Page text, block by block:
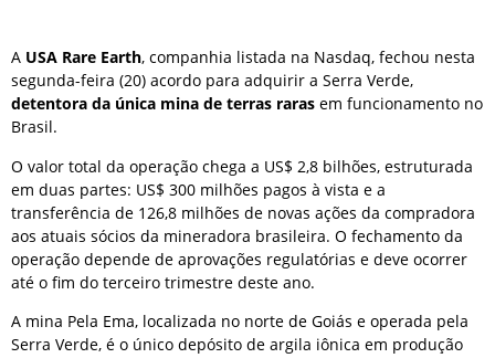
A USA Rare Earth, companhia listada na Nasdaq, fechou nesta
segunda-feira (20) acordo para adquirir a Serra Verde,
detentora da única mina de terras raras em funcionamento no
Brasil.
O valor total da operação chega a US$ 2,8 bilhões, estruturada
em duas partes: US$ 300 milhões pagos à vista e a
transferência de 126,8 milhões de novas ações da compradora
aos atuais sócios da mineradora brasileira. O fechamento da
operação depende de aprovações regulatórias e deve ocorrer
até o fim do terceiro trimestre deste ano.
A mina Pela Ema, localizada no norte de Goiás e operada pela
Serra Verde, é o único depósito de argila iônica em produção